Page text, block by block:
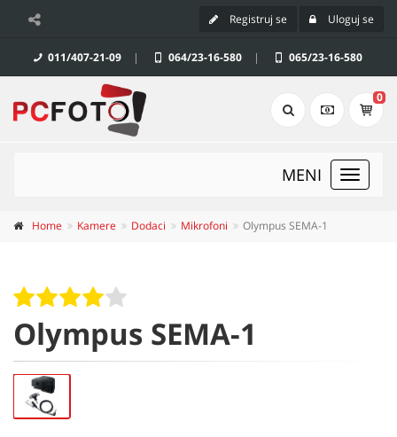
Registruj se Uloguj se
011/407-21-09 | 064/23-16-580 | 065/23-16-580
0
Toggle
MENI
Home Kamere Dodaci Mikrofoni Olympus SEMA-1
Olympus SEMA-1